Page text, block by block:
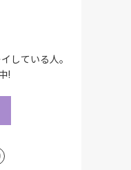
している人。
!